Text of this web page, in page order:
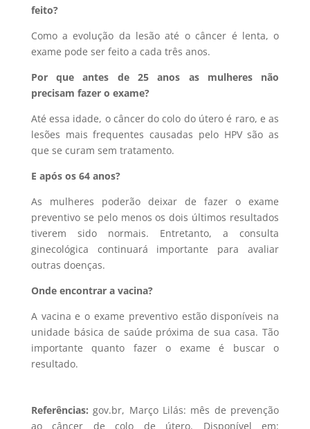
feito?
Como a evolução da lesão até o câncer é lenta, o
exame pode ser feito a cada três anos.
Por que antes de 25 anos as mulheres não
precisam fazer o exame?
Até essa idade, o câncer do colo do útero é raro, e as
lesões mais frequentes causadas pelo HPV são as
que se curam sem tratamento.
E após os 64 anos?
As mulheres poderão deixar de fazer o exame
preventivo se pelo menos os dois últimos resultados
tiverem sido normais. Entretanto, a consulta
ginecológica continuará importante para avaliar
outras doenças.
Onde encontrar a vacina?
A vacina e o exame preventivo estão disponíveis na
unidade básica de saúde próxima de sua casa. Tão
importante quanto fazer o exame é buscar o
resultado.
Referências:gov.br, Março Lilás: mês de prevenção
ao câncer de colo de útero. Disponível em: